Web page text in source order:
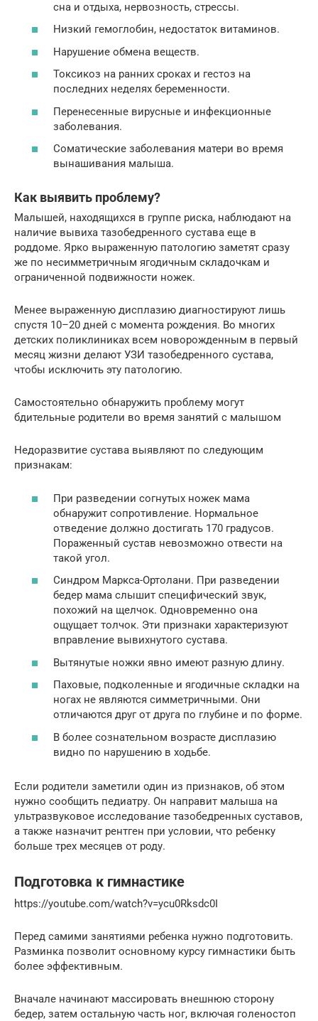
сна и отдыха, нервозность, стрессы.
Низкий гемоглобин, недостаток витаминов.
Нарушение обмена веществ.
Токсикоз на ранних сроках и гестоз на
последних неделях беременности.
Перенесенные вирусные и инфекционные
заболевания.
Соматические заболевания матери во время
вынашивания малыша.
Как выявить проблему?
Малышей, находящихся в группе риска, наблюдают на
наличие вывиха тазобедренного сустава еще в
роддоме. Ярко выраженную патологию заметят сразу
же по несимметричным ягодичным складочкам и
ограниченной подвижности ножек.
Менее выраженную дисплазию диагностируют лишь
спустя 10–20 дней с момента рождения. Во многих
детских поликлиниках всем новорожденным в первый
месяц жизни делают УЗИ тазобедренного сустава,
чтобы исключить эту патологию.
Самостоятельно обнаружить проблему могут
бдительные родители во время занятий с малышом
Недоразвитие сустава выявляют по следующим
признакам:
При разведении согнутых ножек мама
обнаружит сопротивление. Нормальное
отведение должно достигать 170 градусов.
Пораженный сустав невозможно отвести на
такой угол.
Синдром Маркса-Ортолани. При разведении
бедер мама слышит специфический звук,
похожий на щелчок. Одновременно она
ощущает толчок. Эти признаки характеризуют
вправление вывихнутого сустава.
Вытянутые ножки явно имеют разную длину.
Паховые, подколенные и ягодичные складки на
ногах не являются симметричными. Они
отличаются друг от друга по глубине и по форме.
В более сознательном возрасте дисплазию
видно по нарушению в ходьбе.
Если родители заметили один из признаков, об этом
нужно сообщить педиатру. Он направит малыша на
ультразвуковое исследование тазобедренных суставов,
а также назначит рентген при условии, что ребенку
больше трех месяцев от роду.
Подготовка к гимнастике
https://youtube.com/watch?v=ycu0Rksdc0I
Перед самими занятиями ребенка нужно подготовить.
Разминка позволит основному курсу гимнастики быть
более эффективным.
Вначале начинают массировать внешнюю сторону
бедер, затем остальную часть ног, включая голеностоп